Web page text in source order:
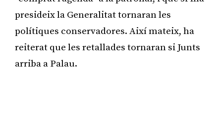
presideix la Generalitat tornaran les
polítiques conservadores. Així mateix, ha
reiterat que les retallades tornaran si Junts
arriba a Palau.